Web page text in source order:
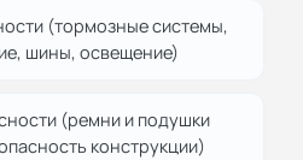
(тормозные системы,
шины, освещение)
(ремни и подушки
конструкции)